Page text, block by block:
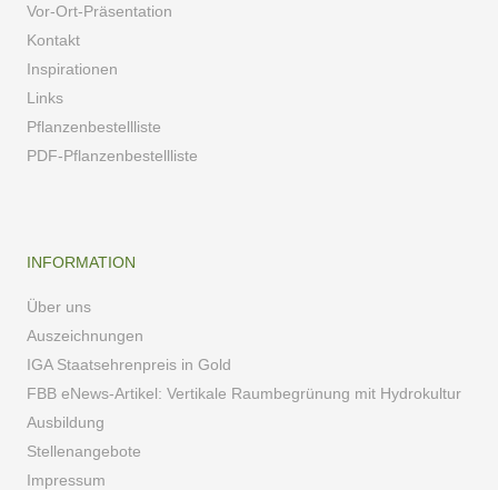
Vor-Ort-Präsentation
Kontakt
Inspirationen
Links
Pflanzenbestellliste
PDF-Pflanzenbestellliste
INFORMATION
Über uns
Auszeichnungen
IGA Staatsehrenpreis in Gold
FBB eNews-Artikel: Vertikale Raumbegrünung mit Hydrokultur
Ausbildung
Stellenangebote
Impressum